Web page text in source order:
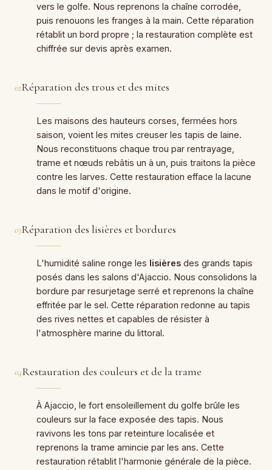
vers le golfe. Nous reprenons la chaîne corrodée,
puis renouons les franges à la main. Cette réparation
rétablit un bord propre ; la restauration complète est
chiffrée sur devis après examen.
02Réparation des trous et des mites
Les maisons des hauteurs corses, fermées hors
saison, voient les mites creuser les tapis de laine.
Nous reconstituons chaque trou par rentrayage,
trame et nœuds rebâtis un à un, puis traitons la pièce
contre les larves. Cette restauration efface la lacune
dans le motif d'origine.
03Réparation des lisières et bordures
L'humidité saline ronge les lisières des grands tapis
posés dans les salons d'Ajaccio. Nous consolidons la
bordure par resurjetage serré et reprenons la chaîne
effritée par le sel. Cette réparation redonne au tapis
des rives nettes et capables de résister à
l'atmosphère marine du littoral.
04Restauration des couleurs et de la trame
À Ajaccio, le fort ensoleillement du golfe brûle les
couleurs sur la face exposée des tapis. Nous
ravivons les tons par reteinture localisée et
reprenons la trame amincie par les ans. Cette
restauration rétablit l'harmonie générale de la pièce.